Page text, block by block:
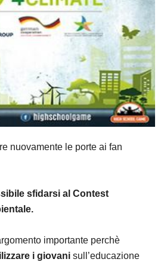
nuovamente le porte ai fan
sfidarsi al Contest
importante perchè
i giovani sull’educazione